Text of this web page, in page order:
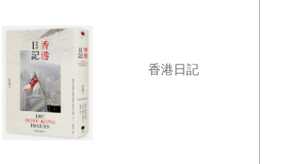
香港日記